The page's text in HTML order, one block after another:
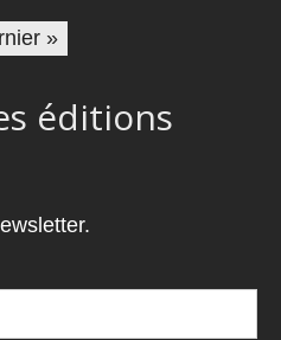
»
éditions